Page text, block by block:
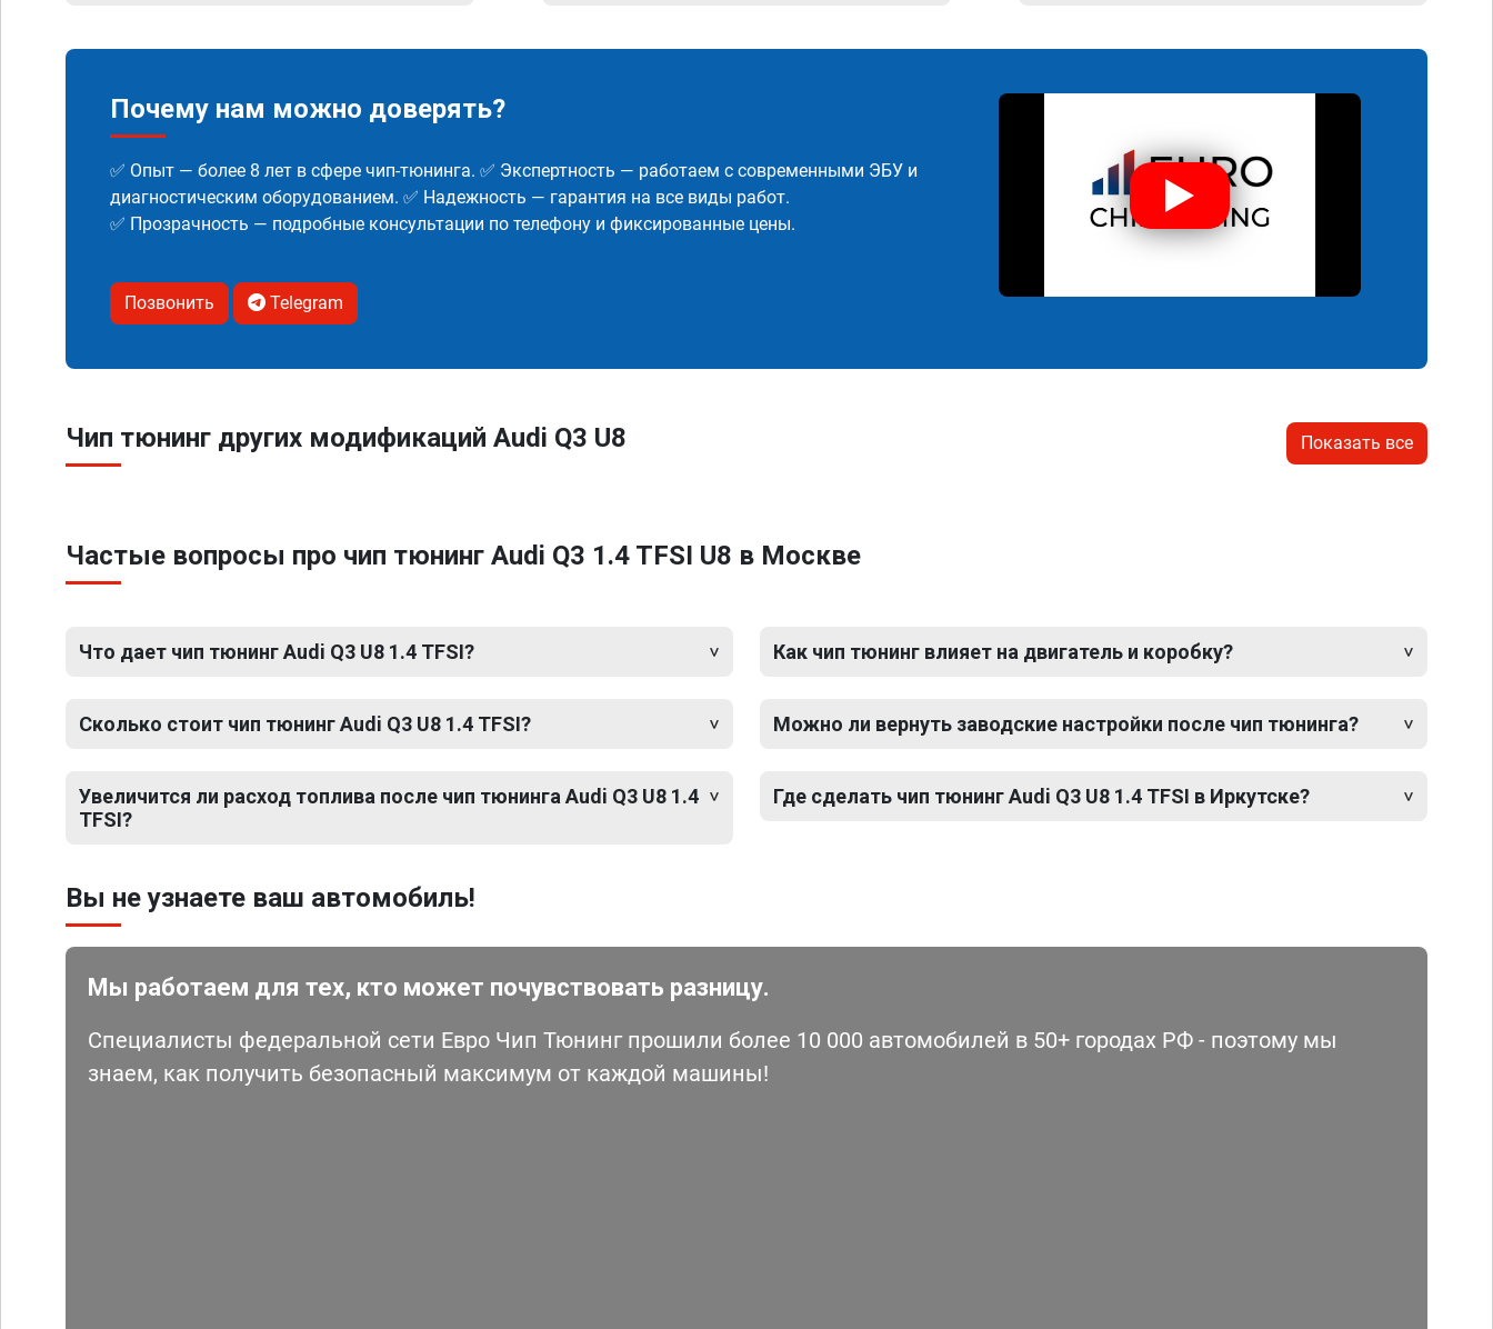
Почему нам можно доверять?
✅ Опыт — более 8 лет в сфере чип-тюнинга. ✅ Экспертность — работаем с современными ЭБУ и
диагностическим оборудованием. ✅ Надежность — гарантия на все виды работ.
✅ Прозрачность — подробные консультации по телефону и фиксированные цены.
Позвонить Telegram
Чип тюнинг других модификаций Audi Q3 U8 Показать все
Частые вопросы про чип тюнинг Audi Q3 1.4 TFSI U8 в Москве
Что дает чип тюнинг Audi Q3 U8 1.4 TFSI?
Сколько стоит чип тюнинг Audi Q3 U8 1.4 TFSI?
Увеличится ли расход топлива после чип тюнинга Audi Q3 U8 1.4
TFSI?
Как чип тюнинг влияет на двигатель и коробку?
Можно ли вернуть заводские настройки после чип тюнинга?
Где сделать чип тюнинг Audi Q3 U8 1.4 TFSI в Иркутске?
Вы не узнаете ваш автомобиль!
Мы работаем для тех, кто может почувствовать разницу.
Специалисты федеральной сети Евро Чип Тюнинг прошили более 10 000 автомобилей в 50+ городах РФ - поэтому мы
знаем, как получить безопасный максимум от каждой машины!